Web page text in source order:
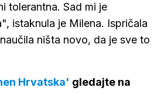
tolerantna. Sad mi je
istaknula je Milena. Ispričala
ništa novo, da je sve to
Hrvatska' gledajte na